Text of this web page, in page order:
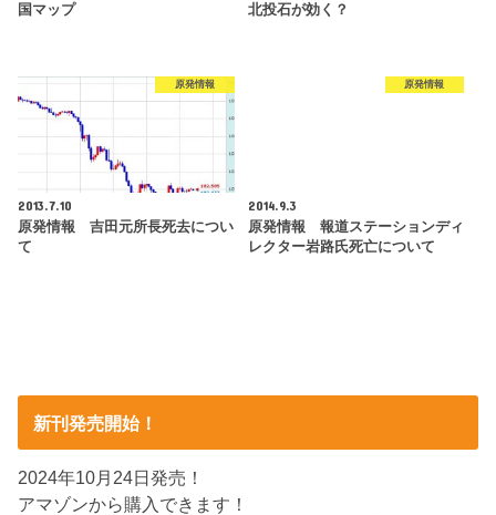
国マップ
北投石が効く？
原発情報
2013.7.10
原発情報 吉田元所長死去につい
て
原発情報
2014.9.3
原発情報 報道ステーションディ
レクター岩路氏死亡について
新刊発売開始！
2024年10月24日発売！
アマゾンから購入できます！